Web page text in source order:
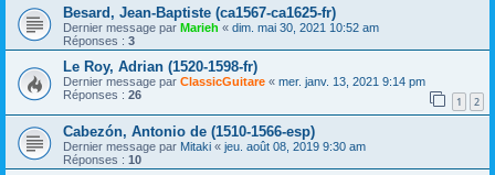
Besard, Jean-Baptiste (ca1567-ca1625-fr)
Dernier message par Marieh « dim. mai 30, 2021 10:52 am
Réponses : 3
Le Roy, Adrian (1520-1598-fr)
Dernier message par ClassicGuitare « mer. janv. 13, 2021 9:14 pm
Réponses : 26 1 2
Cabezón, Antonio de (1510-1566-esp)
Dernier message par Mitaki « jeu. août 08, 2019 9:30 am
Réponses : 10